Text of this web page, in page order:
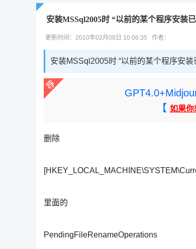
安装MSSql2005时 “以前的某个程序安装
更新时间：2010年02月08日 10:06:35 作者：
安装MSSql2005时 “以前的某个程序安
【 如果你
删除
里面的
PendingFileRenameOperations